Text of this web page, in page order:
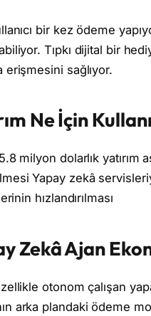
bir kez ödeme
Tıpkı dijital bir
erişmesini sağlıyor.
Ne İçin
milyon dolarlık
Yapay zekâ
hızlandırılması
Zekâ Ajan
otonom çalışan
arka plandaki ödeme